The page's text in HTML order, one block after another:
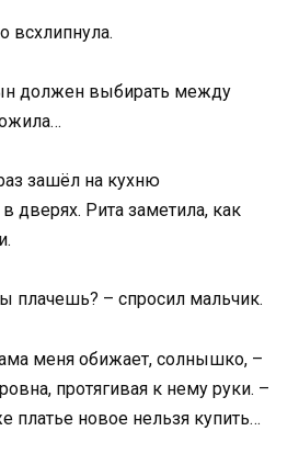
всхлипнула.
должен выбирать между
зашёл на кухню
дверях. Рита заметила, как
плачешь? – спросил мальчик.
меня обижает, солнышко, –
протягивая к нему руки. –
платье новое нельзя купить…